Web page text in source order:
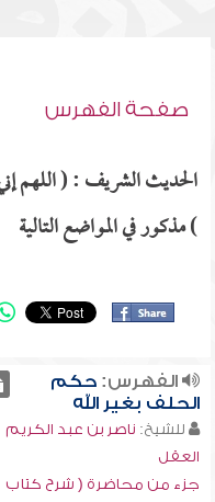
صفحة الفهرس
الحديث الشريف : ( اللهم
) مذكور في المواضع التالية
الفهرس:حكم
الحلف بغير الله
للشيخ: ناصر بن عبد الكريم
العقل
جزء من محاضرة ( شرح كتاب